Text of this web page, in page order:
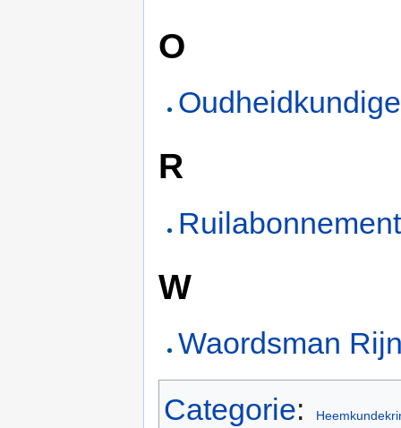
O
R
Ruilabonnement
W
Waordsman
Categorie: